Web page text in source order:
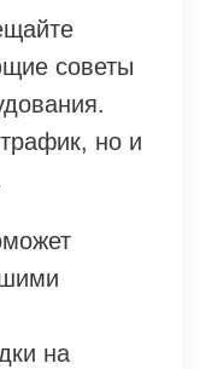
советы
но и
на